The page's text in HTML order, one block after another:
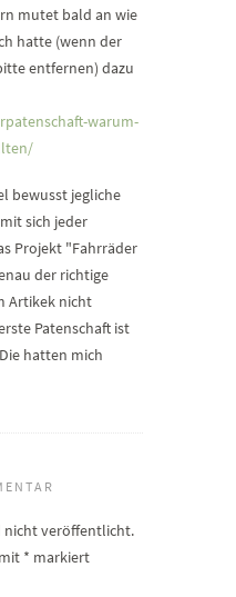
mutet bald an wie
hatte (wenn der
entfernen) dazu
warum-
bewusst jegliche
sich jeder
Projekt "Fahrräder
der richtige
Artikek nicht
Patenschaft ist
hatten mich
nicht veröffentlicht.
* markiert